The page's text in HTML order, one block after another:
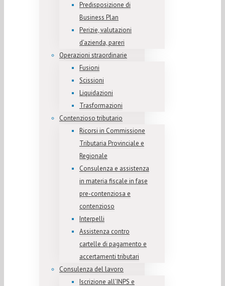
Predisposizione di
Business Plan
Perizie, valutazioni
d’azienda, pareri
Operazioni straordinarie
Fusioni
Scissioni
Liquidazioni
Trasformazioni
Contenzioso tributario
Ricorsi in Commissione
Tributaria Provinciale e
Regionale
Consulenza e assistenza
in materia fiscale in fase
pre-contenziosa e
contenzioso
Interpelli
Assistenza contro
cartelle di pagamento e
accertamenti tributari
Consulenza del lavoro
Iscrizione all’INPS e